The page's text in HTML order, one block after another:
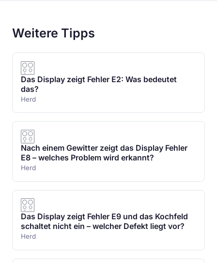
Weitere Tipps
Das Display zeigt Fehler E2: Was bedeutet
das?
Herd
Nach einem Gewitter zeigt das Display Fehler
E8 – welches Problem wird erkannt?
Herd
Das Display zeigt Fehler E9 und das Kochfeld
schaltet nicht ein – welcher Defekt liegt vor?
Herd